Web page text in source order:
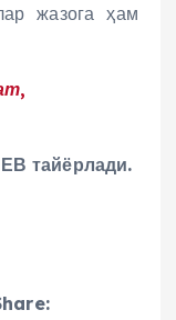
жазога ҳам
тайёрлади.